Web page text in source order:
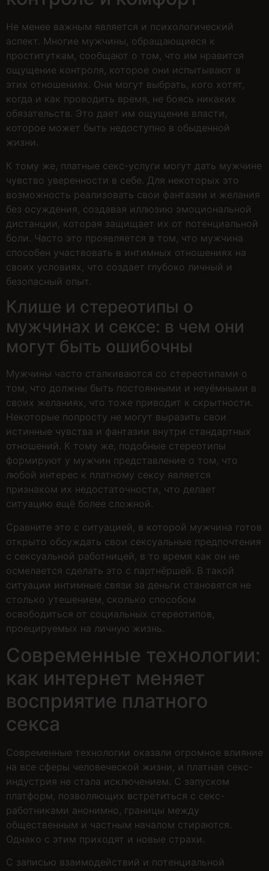
Не менее важным является и психологический
аспект. Многие мужчины, обращающиеся к
проституткам, сообщают о том, что им нравится
ощущение контроля, которое они испытывают в
этих отношениях. Они могут выбрать, кого хотят,
когда и как проводить время, не боясь никаких
обязательств. Это дает им ощущение власти,
которое может быть недоступно в обыденной
жизни.
К тому же, платные секс-услуги могут дать мужчине
чувство уверенности в себе. Для некоторых это
возможность реализовать свои фантазии и желания
без осуждения, создавая иллюзию эмоциональной
дистанции, которая защищает их от потенциальной
боли. Часто это проявляется в том, что мужчина
способен участвовать в интимных отношениях на
своих условиях, что создает глубоко личный и
безопасный опыт.
Клише и стереотипы о
мужчинах и сексе: в чем они
могут быть ошибочны
Мужчины часто сталкиваются со стереотипами о
том, что должны быть постоянными и неуёмными в
своих желаниях, что тоже приводит к скрытности.
Некоторые попросту не могут выразить свои
истинные чувства и фантазии внутри стандартных
отношений. К тому же, подобные стереотипы
формируют у мужчин представление о том, что
любой интерес к платному сексу является
признаком их недостаточности, что делает
ситуацию ещё более сложной.
Сравните это с ситуацией, в которой мужчина готов
открыто обсуждать свои сексуальные предпочтения
с сексуальной работницей, в то время как он не
осмелается сделать это с партнёршей. В такой
ситуации интимные связи за деньги становятся не
столько утешением, сколько способом
освободиться от социальных стереотипов,
проецируемых на личную жизнь.
Современные технологии:
как интернет меняет
восприятие платного
секса
Современные технологии оказали огромное влияние
на все сферы человеческой жизни, и платная секс-
индустрия не стала исключением. С запуском
платформ, позволяющих встретиться с секс-
работниками анонимно, границы между
общественным и частным началом стираются.
Однако с этим приходят и новые страхи.
С записью взаимодействий и потенциальной